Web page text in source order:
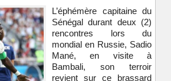
L’éphémère capitaine du
Sénégal durant deux (2)
rencontres lors du
mondial en Russie, Sadio
Mané, en visite à
Bambali, son terroir
revient sur ce brassard